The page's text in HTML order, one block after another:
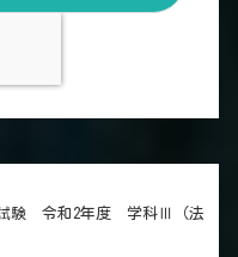
験 令和2年度 学科Ⅲ（法